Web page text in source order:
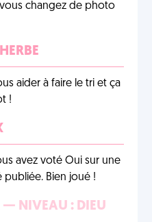
changez de photo
aider à faire le tri et ça
!
avez voté Oui sur une
Bien joué !
— NIVEAU : DIEU